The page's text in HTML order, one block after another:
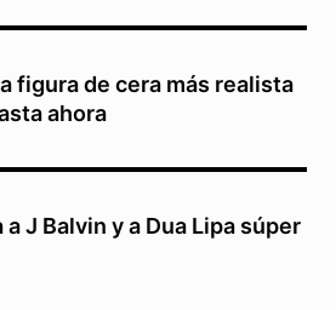
figura de cera más realista
ahora
J Balvin y a Dua Lipa súper